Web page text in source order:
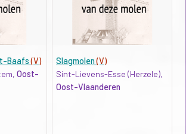
Baafs(V)
Oost-
Slagmolen(V)
Sint-Lievens-Esse (Herzele),
Oost-Vlaanderen